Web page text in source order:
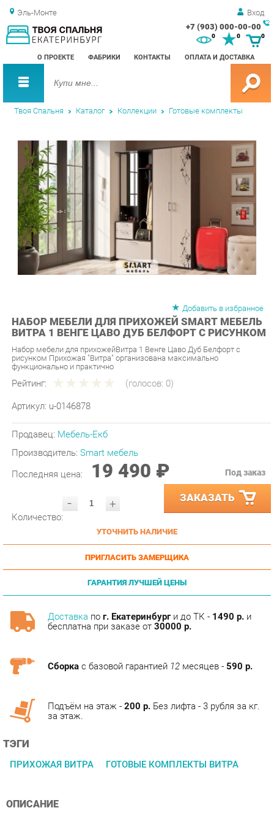
Эль-Монте Вход
+7 (903) 000-00-00
О ПРОЕКТЕ ФАБРИКИ КОНТАКТЫ ОПЛАТА И ДОСТАВКА
0 0
Твоя Спальня Каталог Коллекции Готовые комплекты
НАБОР МЕБЕЛИ ДЛЯ ПРИХОЖЕЙ SMART МЕБЕЛЬ
ВИТРА 1 ВЕНГЕ ЦАВО ДУБ БЕЛФОРТ С РИСУНКОМ
Набор мебели для прихожейВитра 1 Венге Цаво Дуб Белфорт с
функционально и практично
Рейтинг:
Артикул: u-0146878
Производитель:Smart мебель
Последняя цена: 19 490 ₽
- ЗАКАЗАТЬ
УТОЧНИТЬ НАЛИЧИЕ
ПРИГЛАСИТЬ ЗАМЕРЩИКА
ГАРАНТИЯ ЛУЧШЕЙ ЦЕНЫ
ТЭГИ
с рисунком Прихожая "Витра" организована максимально